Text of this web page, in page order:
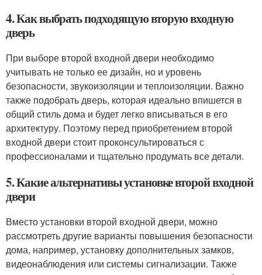
4. Как выбрать подходящую вторую входную
дверь
При выборе второй входной двери необходимо
учитывать не только ее дизайн, но и уровень
безопасности, звукоизоляции и теплоизоляции. Важно
также подобрать дверь, которая идеально впишется в
общий стиль дома и будет легко вписываться в его
архитектуру. Поэтому перед приобретением второй
входной двери стоит проконсультироваться с
профессионалами и тщательно продумать все детали.
5. Какие альтернативы установке второй входной
двери
Вместо установки второй входной двери, можно
рассмотреть другие варианты повышения безопасности
дома, например, установку дополнительных замков,
видеонаблюдения или системы сигнализации. Также